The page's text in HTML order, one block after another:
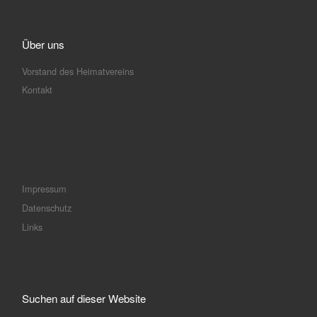
Über uns
Vorstand des Heimatvereins
Kontakt
Impressum
Datenschutz
Links
Suchen auf dieser Website